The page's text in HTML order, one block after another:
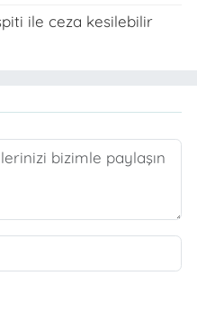
ile ceza kesilebilir